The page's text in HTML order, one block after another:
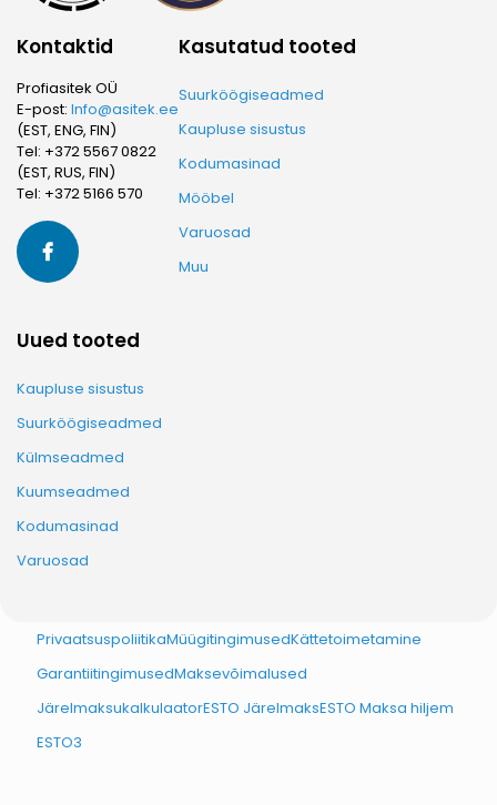
Kontaktid
Profiasitek OÜ
E-post: Info@asitek.ee
(EST, ENG, FIN)
Tel: +372 5567 0822
(EST, RUS, FIN)
Tel: +372 5166 570
Kasutatud tooted
Suurköögiseadmed
Kaupluse sisustus
Kodumasinad
Mööbel
Varuosad
Muu
Uued tooted
Kaupluse sisustus
Suurköögiseadmed
Külmseadmed
Kuumseadmed
Kodumasinad
Varuosad
PrivaatsuspoliitikaMüügitingimusedKättetoimetamine
GarantiitingimusedMaksevõimalused
JärelmaksukalkulaatorESTO JärelmaksESTO Maksa hiljem
ESTO3